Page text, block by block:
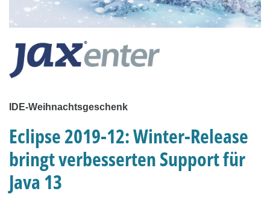
IDE-Weihnachtsgeschenk
Eclipse 2019-12: Winter-Release
bringt verbesserten Support für
Java 13